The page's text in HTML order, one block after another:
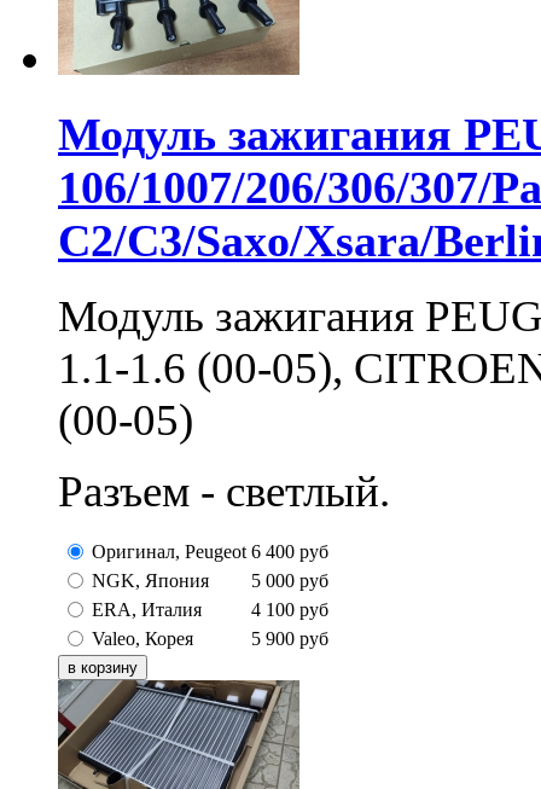
Модуль зажигания
106/1007/206/306/307/
C2/C3/Saxo/Xsara/
Модуль зажигания
1.1-1.6 (00-05),
(00-05)
Разъем - светлый.
Оригинал, Peugeot 6 400 руб
NGK, Япония
5 000 руб
ERA, Италия
4 100 руб
Valeo, Корея
5 900 руб